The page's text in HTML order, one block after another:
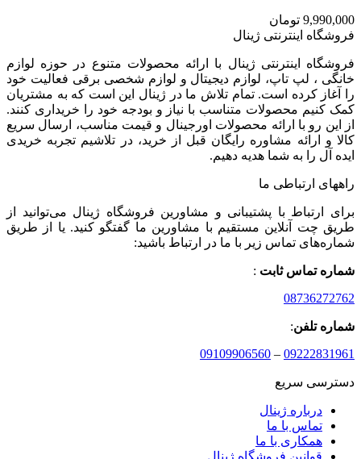
9,990,000 تومان
فروشگاه اینترنتی ژینال
فروشگاه اینترنتی ژینال با ارائه محصولات متنوع در حوزه لوازم
خانگی ، لپ تاپ، لوازم دیجیتال و لوازم شخصی برقی فعالیت خود
را آغاز کرده است. تمام تلاش ما در ژینال این است که به مشتریان
کمک کنیم محصولات متناسب با نیاز و بودجه خود را خریداری کنند.
از این رو با ارائه محصولات اورجینال و قیمت مناسب، ارسال سریع
کالا و ارائه مشاوره رایگان قبل از خرید، در تلاشیم تجربه خریدی
ایده آل را به شما هدیه دهیم.
راههای ارتباطی ما
برای ارتباط با پشتیبانی و مشاورین فروشگاه ژینال می‌توانید از
طریق چت آنلاین مستقیم با مشاورین ما گفتگو کنید. یا از طریق
شماره‌های تماس زیر با ما در ارتباط باشید:
شماره تماس ثابت :
08736272762
شماره تلفن:
09222831961
–
09109906560
دسترسی سریع
درباره ژینال
تماس با ما
همکاری با ما